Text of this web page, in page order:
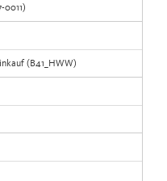
0011)
(B41_HWW)